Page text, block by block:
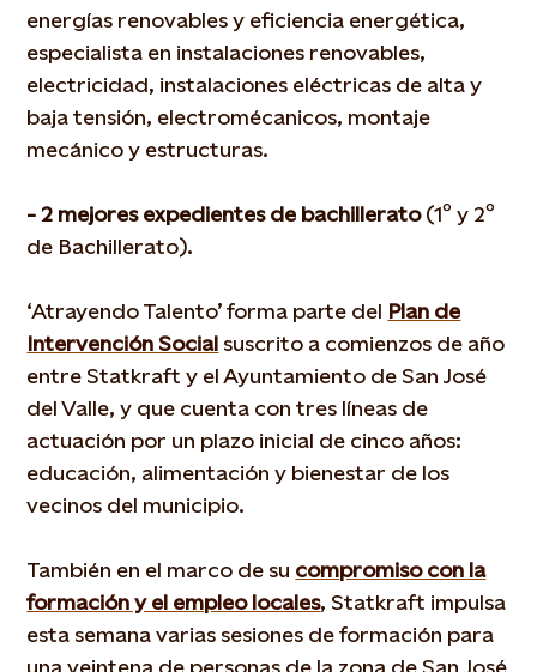
energías renovables y eficiencia energética,
especialista en instalaciones renovables,
electricidad, instalaciones eléctricas de alta y
baja tensión, electromécanicos, montaje
mecánico y estructuras.
- 2 mejores expedientes de bachillerato(1º y 2º
de Bachillerato).
‘Atrayendo Talento’ forma parte del Plan de
Intervención Social suscrito a comienzos de año
entre Statkraft y el Ayuntamiento de San José
del Valle, y que cuenta con tres líneas de
actuación por un plazo inicial de cinco años:
educación, alimentación y bienestar de los
vecinos del municipio.
También en el marco de su compromiso con la
formación y el empleo locales, Statkraft impulsa
esta semana varias sesiones de formación para
una veintena de personas de la zona de San José